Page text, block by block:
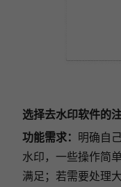
选择去水印软件的
功能需求： 明确自
水印，一些操作简
满足；若需要处理